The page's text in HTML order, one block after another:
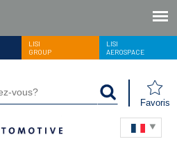
LISI
GROUP
LISI
AEROSPACE
Favoris